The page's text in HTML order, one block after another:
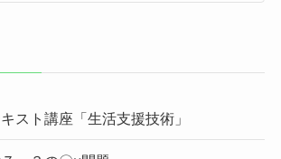
スト講座「生活支援技術」